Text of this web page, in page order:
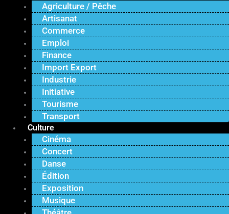
Agriculture / Pêche
Artisanat
Commerce
Emploi
Finance
Import Export
Industrie
Initiative
Tourisme
Transport
Culture
Cinéma
Concert
Danse
Édition
Exposition
Musique